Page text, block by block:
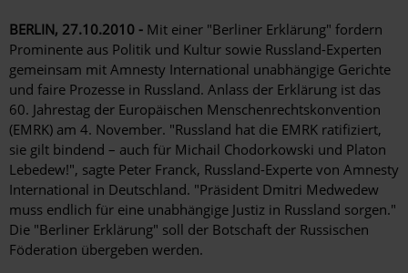
BERLIN, 27.10.2010 - Mit einer "Berliner Erklärung" fordern
Prominente aus Politik und Kultur sowie Russland-Experten
gemeinsam mit Amnesty International unabhängige Gerichte
und faire Prozesse in Russland. Anlass der Erklärung ist das
60. Jahrestag der Europäischen Menschenrechtskonvention
(EMRK) am 4. November. "Russland hat die EMRK ratifiziert,
sie gilt bindend – auch für Michail Chodorkowski und Platon
Lebedew!", sagte Peter Franck, Russland-Experte von Amnesty
International in Deutschland. "Präsident Dmitri Medwedew
muss endlich für eine unabhängige Justiz in Russland sorgen."
Die "Berliner Erklärung" soll der Botschaft der Russischen
Föderation übergeben werden.